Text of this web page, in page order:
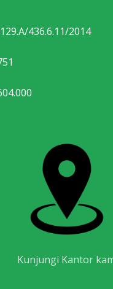
436.6.11/2014
Kunjungi Kantor